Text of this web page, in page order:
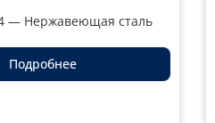
— Нержавеющая сталь
Подробнее